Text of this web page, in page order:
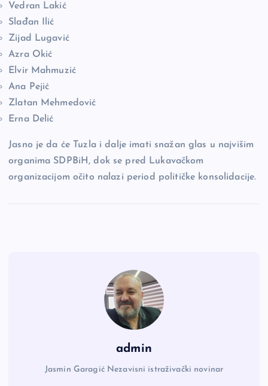
Vedran Lakić
Slađan Ilić
Zijad Lugavić
Azra Okić
Elvir Mahmuzić
Ana Pejić
Zlatan Mehmedović
Erna Delić
Jasno je da će Tuzla i dalje imati snažan glas u najvišim
organima SDPBiH, dok se pred Lukavačkom
organizacijom očito nalazi period političke konsolidacije.
admin
Jasmin Garagić Nezavisni istraživački novinar